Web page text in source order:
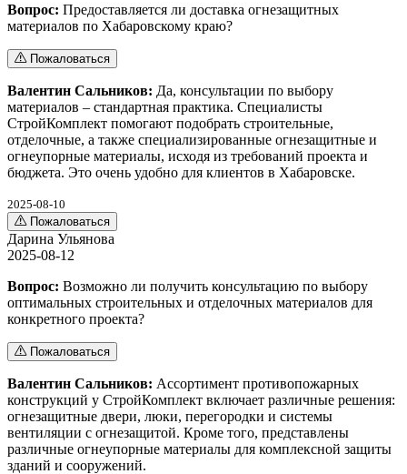
Вопрос: Предоставляется ли доставка огнезащитных
материалов по Хабаровскому краю?
Пожаловаться
Валентин Сальников: Да, консультации по выбору
материалов – стандартная практика. Специалисты
СтройКомплект помогают подобрать строительные,
отделочные, а также специализированные огнезащитные и
огнеупорные материалы, исходя из требований проекта и
бюджета. Это очень удобно для клиентов в Хабаровске.
2025-08-10
Пожаловаться
Дарина Ульянова
2025-08-12
Вопрос: Возможно ли получить консультацию по выбору
оптимальных строительных и отделочных материалов для
конкретного проекта?
Пожаловаться
Валентин Сальников: Ассортимент противопожарных
конструкций у СтройКомплект включает различные решения:
огнезащитные двери, люки, перегородки и системы
вентиляции с огнезащитой. Кроме того, представлены
различные огнеупорные материалы для комплексной защиты
зданий и сооружений.